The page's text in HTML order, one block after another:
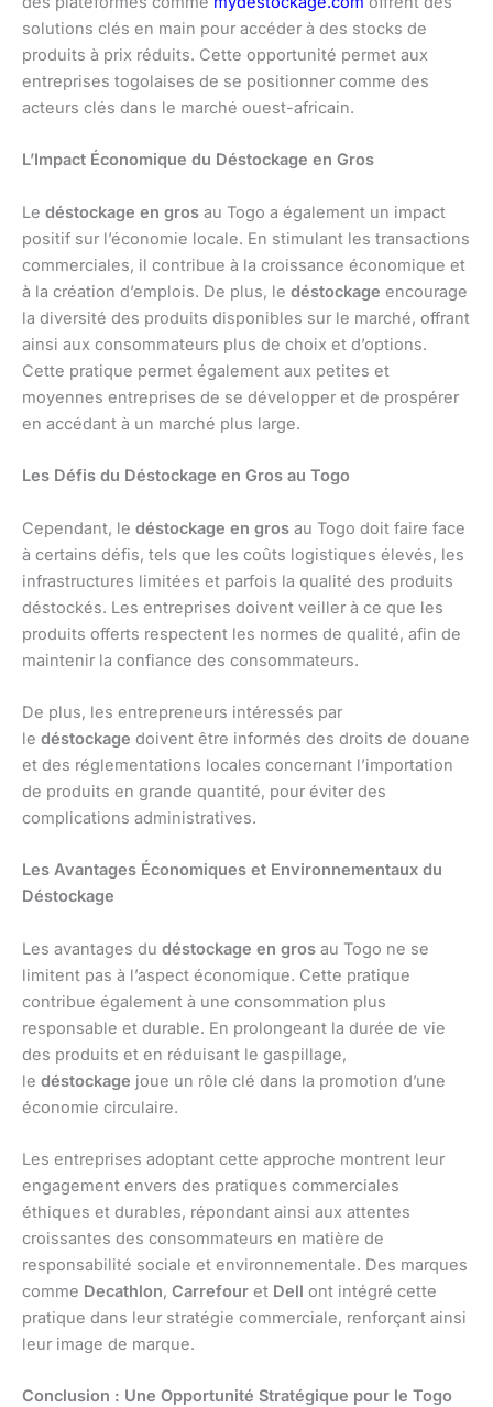
solutions clés en main pour accéder à des stocks de
produits à prix réduits. Cette opportunité permet aux
entreprises togolaises de se positionner comme des
acteurs clés dans le marché ouest-africain.
L’Impact Économique du Déstockage en Gros
Le déstockage en gros au Togo a également un impact
positif sur l’économie locale. En stimulant les transactions
commerciales, il contribue à la croissance économique et
à la création d’emplois. De plus, le déstockage encourage
la diversité des produits disponibles sur le marché, offrant
ainsi aux consommateurs plus de choix et d’options.
Cette pratique permet également aux petites et
moyennes entreprises de se développer et de prospérer
en accédant à un marché plus large.
Les Défis du Déstockage en Gros au Togo
Cependant, le déstockage en gros au Togo doit faire face
à certains défis, tels que les coûts logistiques élevés, les
infrastructures limitées et parfois la qualité des produits
déstockés. Les entreprises doivent veiller à ce que les
produits offerts respectent les normes de qualité, afin de
maintenir la confiance des consommateurs.
De plus, les entrepreneurs intéressés par
le déstockage doivent être informés des droits de douane
et des réglementations locales concernant l’importation
de produits en grande quantité, pour éviter des
complications administratives.
Les Avantages Économiques et Environnementaux du
Déstockage
Les avantages du déstockage en gros au Togo ne se
limitent pas à l’aspect économique. Cette pratique
contribue également à une consommation plus
responsable et durable. En prolongeant la durée de vie
des produits et en réduisant le gaspillage,
le déstockage joue un rôle clé dans la promotion d’une
économie circulaire.
Les entreprises adoptant cette approche montrent leur
engagement envers des pratiques commerciales
éthiques et durables, répondant ainsi aux attentes
croissantes des consommateurs en matière de
responsabilité sociale et environnementale. Des marques
comme Decathlon, Carrefour et Dell ont intégré cette
pratique dans leur stratégie commerciale, renforçant ainsi
leur image de marque.
Conclusion : Une Opportunité Stratégique pour le Togo